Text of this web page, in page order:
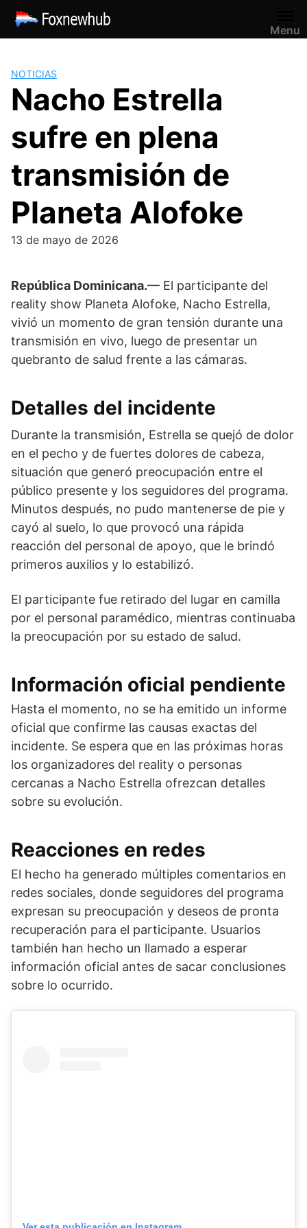
Saltar
contenido
Menu
NOTICIAS
Nacho Estrella
sufre en plena
transmisión de
Planeta Alofoke
13 de mayo de 2026
República Dominicana.— El participante del
reality show Planeta Alofoke, Nacho Estrella,
vivió un momento de gran tensión durante una
transmisión en vivo, luego de presentar un
quebranto de salud frente a las cámaras.
Detalles del incidente
Durante la transmisión, Estrella se quejó de dolor
en el pecho y de fuertes dolores de cabeza,
situación que generó preocupación entre el
público presente y los seguidores del programa.
Minutos después, no pudo mantenerse de pie y
cayó al suelo, lo que provocó una rápida
reacción del personal de apoyo, que le brindó
primeros auxilios y lo estabilizó.
El participante fue retirado del lugar en camilla
por el personal paramédico, mientras continuaba
la preocupación por su estado de salud.
Información oficial pendiente
Hasta el momento, no se ha emitido un informe
oficial que confirme las causas exactas del
incidente. Se espera que en las próximas horas
los organizadores del reality o personas
cercanas a Nacho Estrella ofrezcan detalles
sobre su evolución.
Reacciones en redes
El hecho ha generado múltiples comentarios en
redes sociales, donde seguidores del programa
expresan su preocupación y deseos de pronta
recuperación para el participante. Usuarios
también han hecho un llamado a esperar
información oficial antes de sacar conclusiones
sobre lo ocurrido.